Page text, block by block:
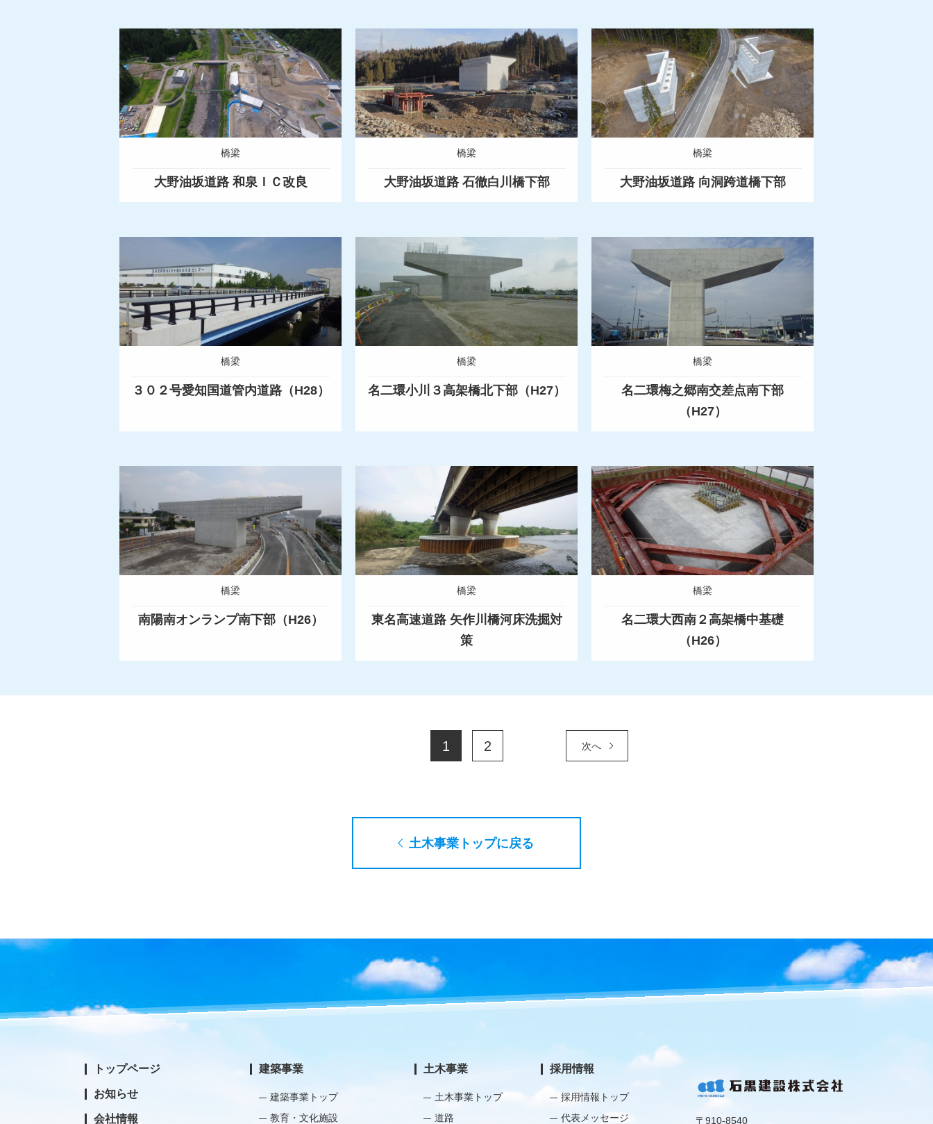
橋梁
大野油坂道路 和泉ＩＣ改良
橋梁
大野油坂道路 石徹白川橋下部
橋梁
大野油坂道路 向洞跨道橋下部
橋梁
３０２号愛知国道管内道路（H28）
橋梁
名二環小川３高架橋北下部（H27）
橋梁
名二環梅之郷南交差点南下部
（H27）
橋梁
南陽南オンランプ南下部（H26）
橋梁
東名高速道路 矢作川橋河床洗掘対
策
橋梁
名二環大西南２高架橋中基礎
（H26）
1 2 次へ
土木事業トップに戻る
トップページ
お知らせ
会社情報
建築事業
建築事業トップ
教育・文化施設
土木事業
土木事業トップ
道路
採用情報
採用情報トップ
代表メッセージ
〒910-8540